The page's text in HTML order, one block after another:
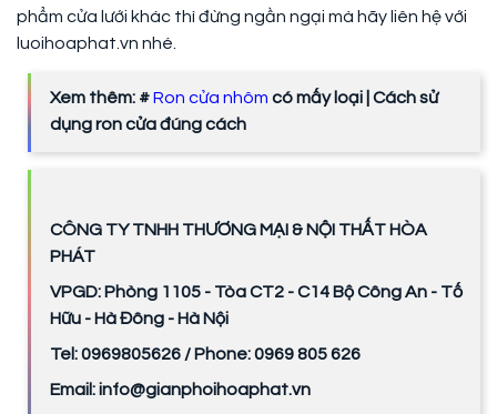
phẩm cửa lưới khác thì đừng ngần ngại mà hãy liên hệ với
luoihoaphat.vn nhé.
Xem thêm: #Ron cửa nhôm có mấy loại | Cách sử
dụng ron cửa đúng cách
CÔNG TY TNHH THƯƠNG MẠI & NỘI THẤT HÒA
PHÁT
VPGD: Phòng 1105 - Tòa CT2 - C14 Bộ Công An - Tố
Hữu - Hà Đông - Hà Nội
Tel: 0969805626 / Phone: 0969 805 626
Email: info@gianphoihoaphat.vn